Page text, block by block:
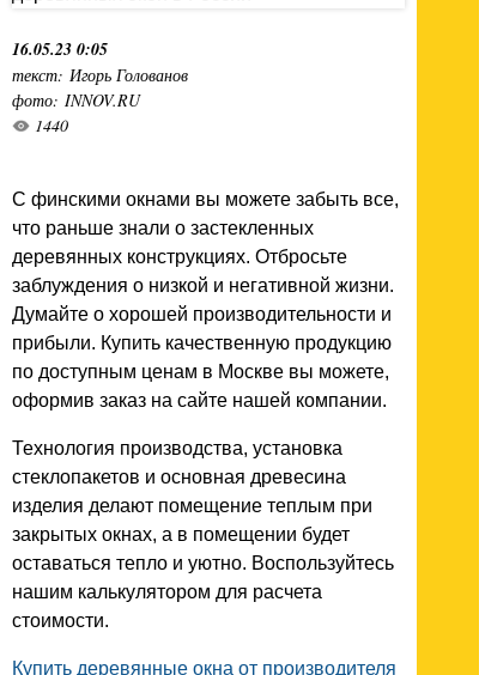
16.05.23 0:05
текст: Игорь Голованов
фото: INNOV.RU
1440
С финскими окнами вы можете забыть все,
что раньше знали о застекленных
деревянных конструкциях. Отбросьте
заблуждения о низкой и негативной жизни.
Думайте о хорошей производительности и
прибыли. Купить качественную продукцию
по доступным ценам в Москве вы можете,
оформив заказ на сайте нашей компании.
Технология производства, установка
стеклопакетов и основная древесина
изделия делают помещение теплым при
закрытых окнах, а в помещении будет
оставаться тепло и уютно. Воспользуйтесь
нашим калькулятором для расчета
стоимости.
Купить деревянные окна от производителя